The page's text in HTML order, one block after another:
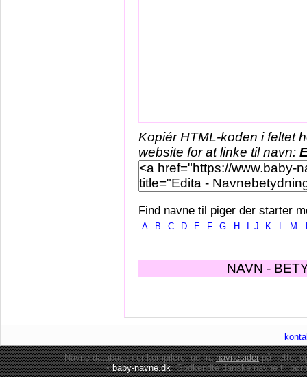
Kopiér HTML-koden i feltet
website for at linke til navn:
Find navne til piger der starter
A B C D E F G H J K L M
NAVN -
Navne-databasen er kompileret ud franavnesiderpå nettet
•baby-navne.dk: Godkendte danskenavne til børn